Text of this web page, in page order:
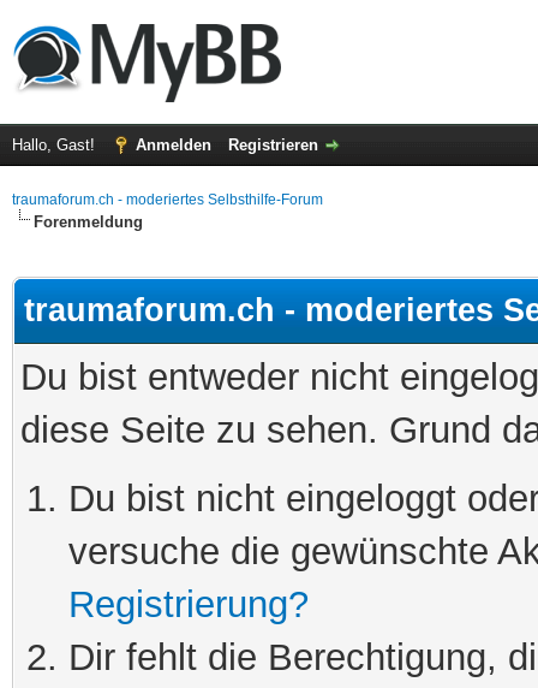
Hallo, Gast! Anmelden Registrieren
traumaforum.ch - moderiertes Selbsthilfe-Forum
Forenmeldung
traumaforum.ch - moderiertes
Du bist entweder nicht
diese Seite zu sehen. Grund
Du bist nicht eingeloggt
versuche die gewünschte
Registrierung?
Dir fehlt die Berechtigung,